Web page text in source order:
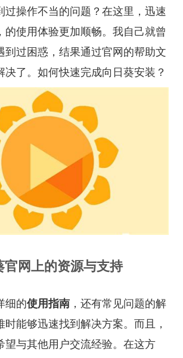
过操作不当的问题？在这里，迅速
的使用体验更加顺畅。我自己就曾
到过困惑，结果通过官网的帮助文
了。 如何快速完成向日葵安装？
官网上的资源与支持
细的使用指南 ，还有常见问题的解
时能够迅速找到解决方案。而且，
望与其他用户交流经验。在这方